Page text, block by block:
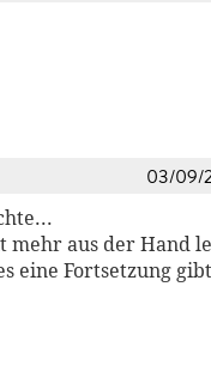
03/09/
mehr aus der Hand
eine Fortsetzung gibt